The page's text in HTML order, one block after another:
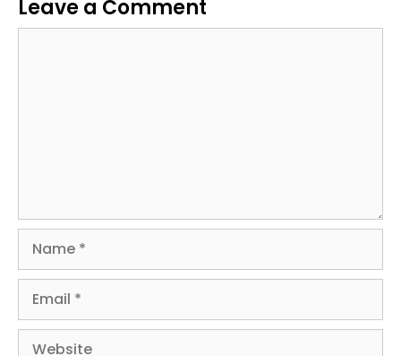
Leave a Comment
Name
Email
Website